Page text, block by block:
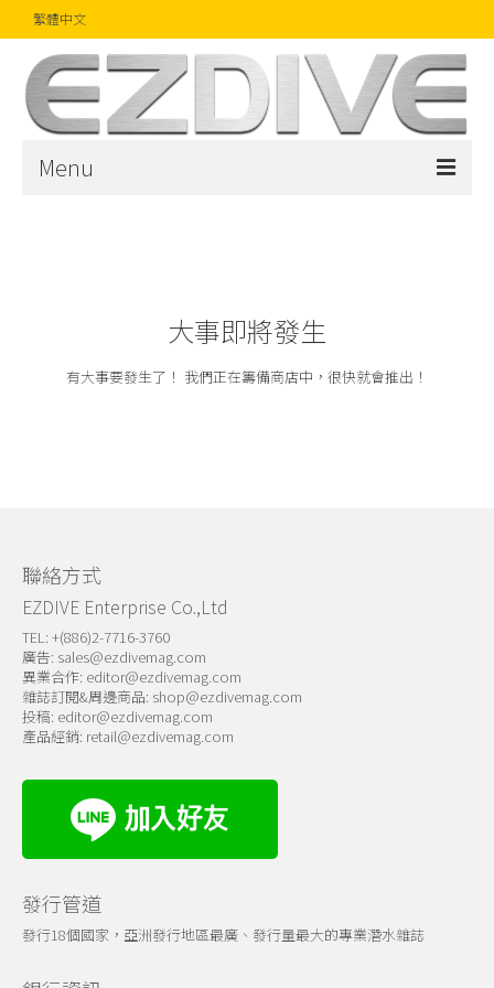
繁體中文
Menu
精品
大事即將發生
有大事要發生了！ 我們正在籌備商店中，很快就會推出！
聯絡方式
EZDIVE Enterprise Co.,Ltd
TEL: +(886)2-7716-3760
廣告: sales@ezdivemag.com
異業合作: editor@ezdivemag.com
雜誌訂閱&周邊商品: shop@ezdivemag.com
投稿: editor@ezdivemag.com
產品經銷: retail@ezdivemag.com
發行管道
發行18個國家，亞洲發行地區最廣、發行量最大的專業潛水雜誌